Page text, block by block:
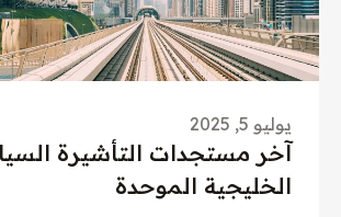
يوليو 5, 2025
آخر مستجدات التأشيرة
الخليجية الموحدة